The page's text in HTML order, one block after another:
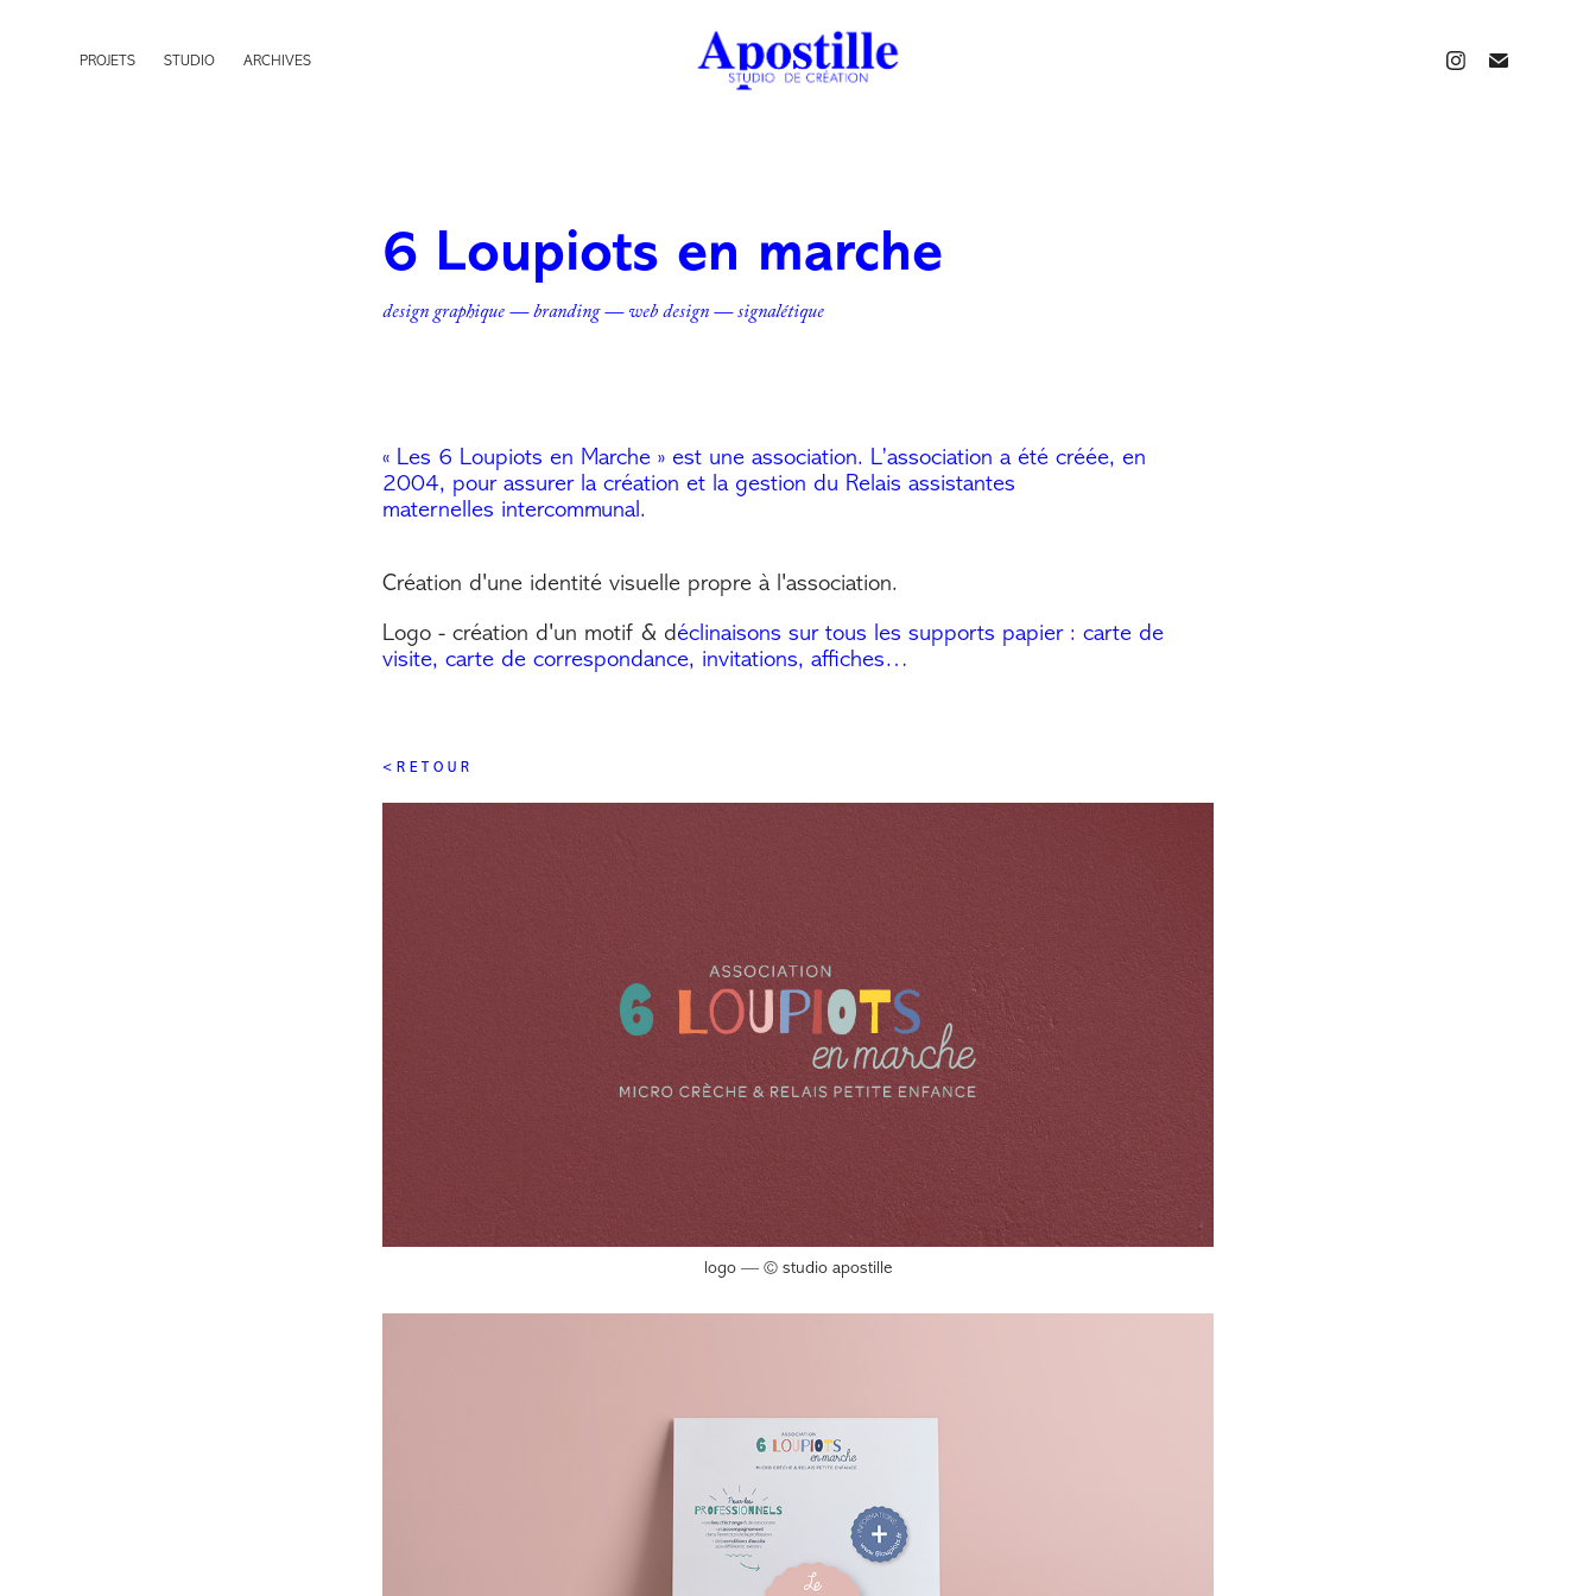
PROJETS STUDIO ARCHIVES
6 Loupiots en marche
design graphique — branding — web design — signalétique
« Les 6 Loupiots en Marche » est une association. L’association a été créée, en
2004, pour assurer la création et la gestion du Relais assistantes
maternelles intercommunal.​​​​​​​
Création d'une identité visuelle propre à l'association.
Logo - création d'un motif & déclinaisons sur tous les supports papier : carte de
visite, carte de correspondance, invitations, affiches…
< R E T O U R
logo — © studio apostille